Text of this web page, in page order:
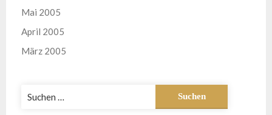
Mai 2005
April 2005
März 2005
nach: